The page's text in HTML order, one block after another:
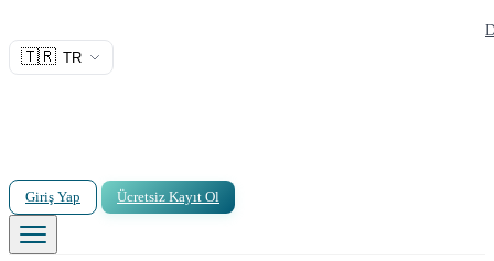
🇹🇷 TR
Giriş Yap Ücretsiz Kayıt Ol